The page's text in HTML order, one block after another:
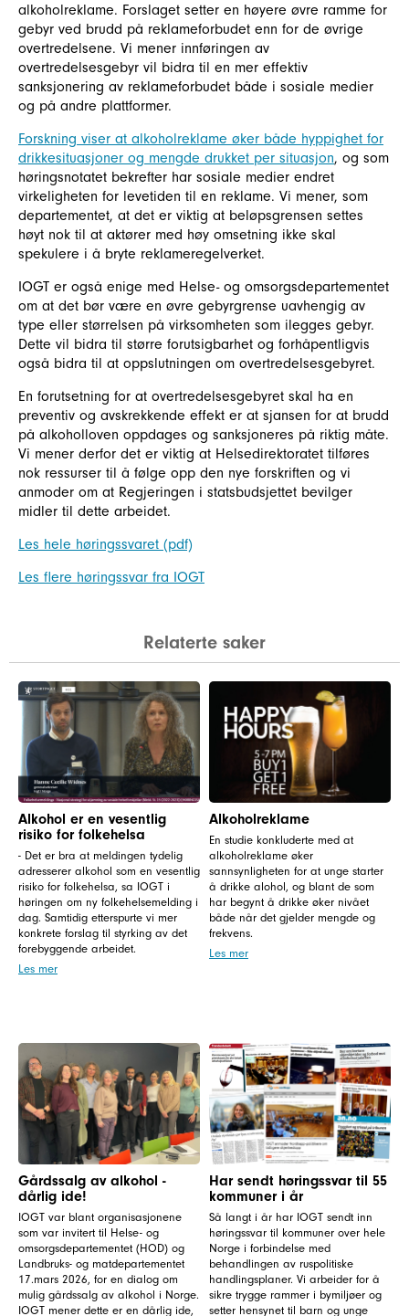
alkoholreklame. Forslaget setter en høyere øvre ramme for
gebyr ved brudd på reklameforbudet enn for de øvrige
overtredelsene. Vi mener innføringen av
overtredelsesgebyr vil bidra til en mer effektiv
sanksjonering av reklameforbudet både i sosiale medier
og på andre plattformer.
Forskning viser at alkoholreklame øker både hyppighet for
drikkesituasjoner og mengde drukket per situasjon, og som
høringsnotatet bekrefter har sosiale medier endret
virkeligheten for levetiden til en reklame. Vi mener, som
departementet, at det er viktig at beløpsgrensen settes
høyt nok til at aktører med høy omsetning ikke skal
spekulere i å bryte reklameregelverket.
IOGT er også enige med Helse- og omsorgsdepartementet
om at det bør være en øvre gebyrgrense uavhengig av
type eller størrelsen på virksomheten som ilegges gebyr.
Dette vil bidra til større forutsigbarhet og forhåpentligvis
også bidra til at oppslutningen om overtredelsesgebyret.
En forutsetning for at overtredelsesgebyret skal ha en
preventiv og avskrekkende effekt er at sjansen for at brudd
på alkoholloven oppdages og sanksjoneres på riktig måte.
Vi mener derfor det er viktig at Helsedirektoratet tilføres
nok ressurser til å følge opp den nye forskriften og vi
anmoder om at Regjeringen i statsbudsjettet bevilger
midler til dette arbeidet.
Les hele høringssvaret (pdf)
Les flere høringssvar fra IOGT
Relaterte saker
Alkohol er en vesentlig
risiko for folkehelsa
- Det er bra at meldingen tydelig
adresserer alkohol som en vesentlig
risiko for folkehelsa, sa IOGT i
høringen om ny folkehelsemelding i
dag. Samtidig etterspurte vi mer
konkrete forslag til styrking av det
forebyggende arbeidet.
Les mer
Alkoholreklame
En studie konkluderte med at
alkoholreklame øker
sannsynligheten for at unge starter
å drikke alohol, og blant de som
har begynt å drikke øker nivået
både når det gjelder mengde og
frekvens.
Les mer
Gårdssalg av alkohol -
dårlig ide!
IOGT var blant organisasjonene
som var invitert til Helse- og
omsorgsdepartementet (HOD) og
Landbruks- og matdepartementet
17.mars 2026, for en dialog om
mulig gårdssalg av alkohol i Norge.
IOGT mener dette er en dårlig ide,
Har sendt høringssvar til 55
kommuner i år
Så langt i år har IOGT sendt inn
høringssvar til kommuner over hele
Norge i forbindelse med
behandlingen av ruspolitiske
handlingsplaner. Vi arbeider for å
sikre trygge rammer i bymiljøer og
setter hensynet til barn og unge